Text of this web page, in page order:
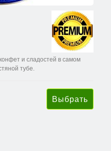
и сладостей в самом
тубе.